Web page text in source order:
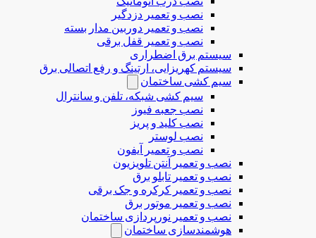
نصب و تعمیر دزدگیر
نصب و تعمیر دوربین مدار بسته
نصب و تعمیر قفل برقی
سیستم برق اضطراری
سیستم کهریزایی، ارتینگ و رفع اتصالی برق
سیم کشی ساختمان
سیم کشی شبکه، تلفن و سانترال
نصب جعبه فیوز
نصب کلید و پریز
نصب لوستر
نصب و تعمیر آیفون
نصب و تعمیر آنتن تلویزیون
نصب و تعمیر تابلو برق
نصب و تعمیر کرکره و جک برقی
نصب و تعمیر موتور برق
نصب و تعمیر نورپردازی ساختمان
هوشمندسازی ساختمان